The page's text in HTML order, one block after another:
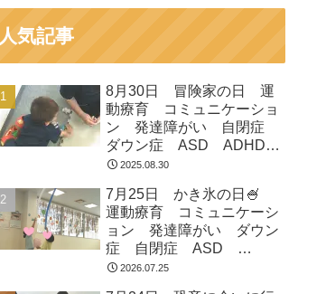
人気記事
8月30日 冒険家の日 運
動療育 コミュニケーショ
ン 発達障がい 自閉症
ダウン症 ASD ADHD
放課後等デイサービス 児
ばみらい市 坂東市 守谷
市
2025.08.30
7月25日 かき氷の日🍧
運動療育 コミュニケーシ
ョン 発達障がい ダウン
症 自閉症 ASD
ADHD 児童発達支援 放
2026.07.25